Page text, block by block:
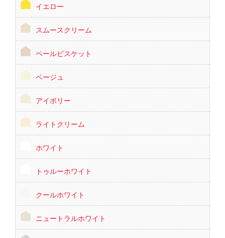
イエロー
スムースクリーム
ペールビスケット
ベージュ
アイボリー
ライトクリーム
ホワイト
トゥルーホワイト
クールホワイト
ニュートラルホワイト